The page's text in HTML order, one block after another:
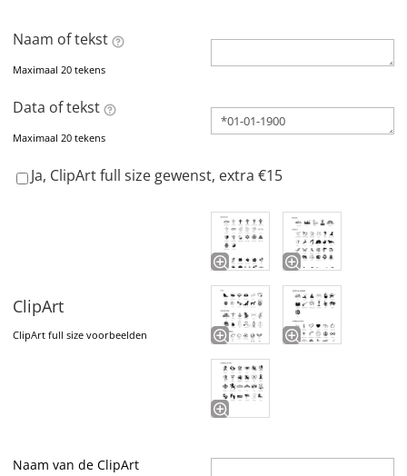
Naam of tekst
Maximaal 20 tekens
Data of tekst
Maximaal 20 tekens
Ja, ClipArt full size gewenst, extra €15
ClipArt
ClipArt full size voorbeelden
Naam van de ClipArt